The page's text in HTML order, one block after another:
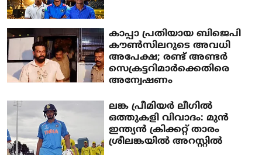
കാപ്പാ പ്രതിയായ ബിജെപി
കൗൺസിലറുടെ അവധി
അപേക്ഷ; രണ്ട് അണ്ടർ
സെക്രട്ടറിമാർക്കെതിരെ
അന്വേഷണം
ലങ്ക പ്രീമിയർ ലീഗിൽ
ഒത്തുകളി വിവാദം: മുൻ
ഇന്ത്യൻ ക്രിക്കറ്റ് താരം
ശ്രീലങ്കയിൽ അറസ്റ്റിൽ